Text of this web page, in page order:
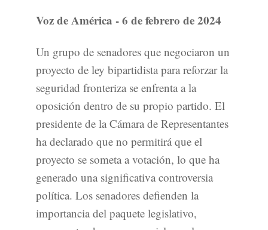
Voz de América - 6 de febrero de 2024
Un grupo de senadores que negociaron un
proyecto de ley bipartidista para reforzar la
seguridad fronteriza se enfrenta a la
oposición dentro de su propio partido. El
presidente de la Cámara de Representantes
ha declarado que no permitirá que el
proyecto se someta a votación, lo que ha
generado una significativa controversia
política. Los senadores defienden la
importancia del paquete legislativo,